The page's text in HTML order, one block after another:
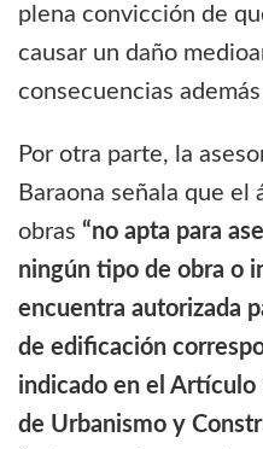
plena convicción de
causar un daño
consecuencias
Por otra parte, la
Baraona señala que el
obras “no apta para
ningún tipo de obra o
encuentra autorizada
de edificación
indicado en el Artículo
de Urbanismo y